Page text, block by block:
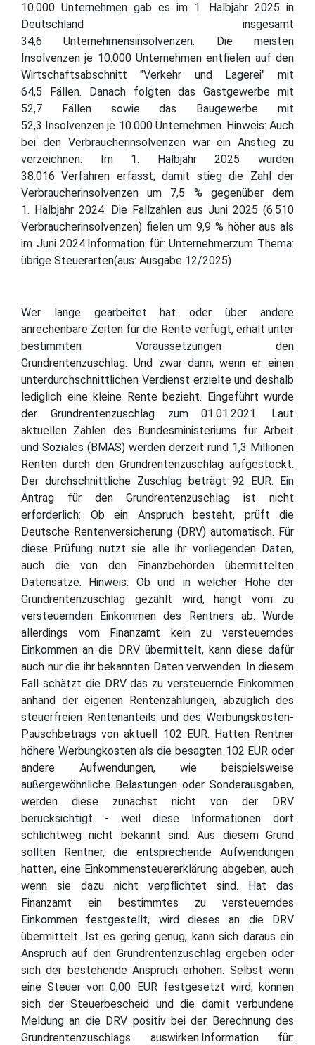
10.000 Unternehmen gab es im 1. Halbjahr 2025 in
Deutschland insgesamt
34,6 Unternehmensinsolvenzen. Die meisten
Insolvenzen je 10.000 Unternehmen entfielen auf den
Wirtschaftsabschnitt "Verkehr und Lagerei" mit
64,5 Fällen. Danach folgten das Gastgewerbe mit
52,7 Fällen sowie das Baugewerbe mit
52,3 Insolvenzen je 10.000 Unternehmen. Hinweis: Auch
bei den Verbraucherinsolvenzen war ein Anstieg zu
verzeichnen: Im 1. Halbjahr 2025 wurden
38.016 Verfahren erfasst; damit stieg die Zahl der
Verbraucherinsolvenzen um 7,5 % gegenüber dem
1. Halbjahr 2024. Die Fallzahlen aus Juni 2025 (6.510
Verbraucherinsolvenzen) fielen um 9,9 % höher aus als
im Juni 2024.Information für: Unternehmerzum Thema:
übrige Steuerarten(aus: Ausgabe 12/2025)
Wer lange gearbeitet hat oder über andere
anrechenbare Zeiten für die Rente verfügt, erhält unter
bestimmten Voraussetzungen den
Grundrentenzuschlag. Und zwar dann, wenn er einen
unterdurchschnittlichen Verdienst erzielte und deshalb
lediglich eine kleine Rente bezieht. Eingeführt wurde
der Grundrentenzuschlag zum 01.01.2021. Laut
aktuellen Zahlen des Bundesministeriums für Arbeit
und Soziales (BMAS) werden derzeit rund 1,3 Millionen
Renten durch den Grundrentenzuschlag aufgestockt.
Der durchschnittliche Zuschlag beträgt 92 EUR. Ein
Antrag für den Grundrentenzuschlag ist nicht
erforderlich: Ob ein Anspruch besteht, prüft die
Deutsche Rentenversicherung (DRV) automatisch. Für
diese Prüfung nutzt sie alle ihr vorliegenden Daten,
auch die von den Finanzbehörden übermittelten
Datensätze. Hinweis: Ob und in welcher Höhe der
Grundrentenzuschlag gezahlt wird, hängt vom zu
versteuernden Einkommen des Rentners ab. Wurde
allerdings vom Finanzamt kein zu versteuerndes
Einkommen an die DRV übermittelt, kann diese dafür
auch nur die ihr bekannten Daten verwenden. In diesem
Fall schätzt die DRV das zu versteuernde Einkommen
anhand der eigenen Rentenzahlungen, abzüglich des
steuerfreien Rentenanteils und des Werbungskosten-
Pauschbetrags von aktuell 102 EUR. Hatten Rentner
höhere Werbungkosten als die besagten 102 EUR oder
andere Aufwendungen, wie beispielsweise
außergewöhnliche Belastungen oder Sonderausgaben,
werden diese zunächst nicht von der DRV
berücksichtigt - weil diese Informationen dort
schlichtweg nicht bekannt sind. Aus diesem Grund
sollten Rentner, die entsprechende Aufwendungen
hatten, eine Einkommensteuererklärung abgeben, auch
wenn sie dazu nicht verpflichtet sind. Hat das
Finanzamt ein bestimmtes zu versteuerndes
Einkommen festgestellt, wird dieses an die DRV
übermittelt. Ist es gering genug, kann sich daraus ein
Anspruch auf den Grundrentenzuschlag ergeben oder
sich der bestehende Anspruch erhöhen. Selbst wenn
eine Steuer von 0,00 EUR festgesetzt wird, können
sich der Steuerbescheid und die damit verbundene
Meldung an die DRV positiv bei der Berechnung des
Grundrentenzuschlags auswirken.Information für: